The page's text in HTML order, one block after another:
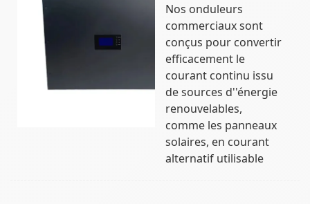
Nos onduleurs
commerciaux sont
conçus pour convertir
efficacement le
courant continu issu
de sources d''énergie
renouvelables,
comme les panneaux
solaires, en courant
alternatif utilisable